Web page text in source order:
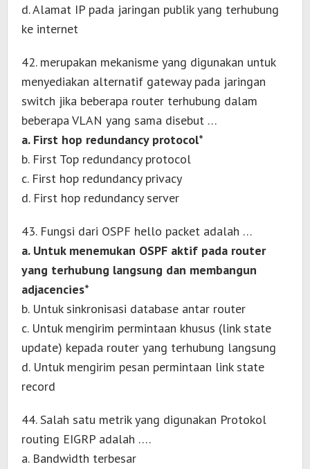
d. Alamat IP pada jaringan publik yang terhubung
ke internet
42. merupakan mekanisme yang digunakan untuk
menyediakan alternatif gateway pada jaringan
switch jika beberapa router terhubung dalam
beberapa VLAN yang sama disebut …
a. First hop redundancy protocol*
b. First Top redundancy protocol
c. First hop redundancy privacy
d. First hop redundancy server
43. Fungsi dari OSPF hello packet adalah …
a. Untuk menemukan OSPF aktif pada router
yang terhubung langsung dan membangun
adjacencies*
b. Untuk sinkronisasi database antar router
c. Untuk mengirim permintaan khusus (link state
update) kepada router yang terhubung langsung
d. Untuk mengirim pesan permintaan link state
record
44. Salah satu metrik yang digunakan Protokol
routing EIGRP adalah ….
a. Bandwidth terbesar